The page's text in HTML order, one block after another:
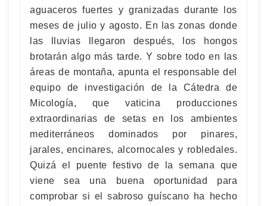
aguaceros fuertes y granizadas durante los
meses de julio y agosto. En las zonas donde
las lluvias llegaron después, los hongos
brotarán algo más tarde. Y sobre todo en las
áreas de montaña, apunta el responsable del
equipo de investigación de la Cátedra de
Micología, que vaticina producciones
extraordinarias de setas en los ambientes
mediterráneos dominados por pinares,
jarales, encinares, alcornocales y robledales.
Quizá el puente festivo de la semana que
viene sea una buena oportunidad para
comprobar si el sabroso guíscano ha hecho